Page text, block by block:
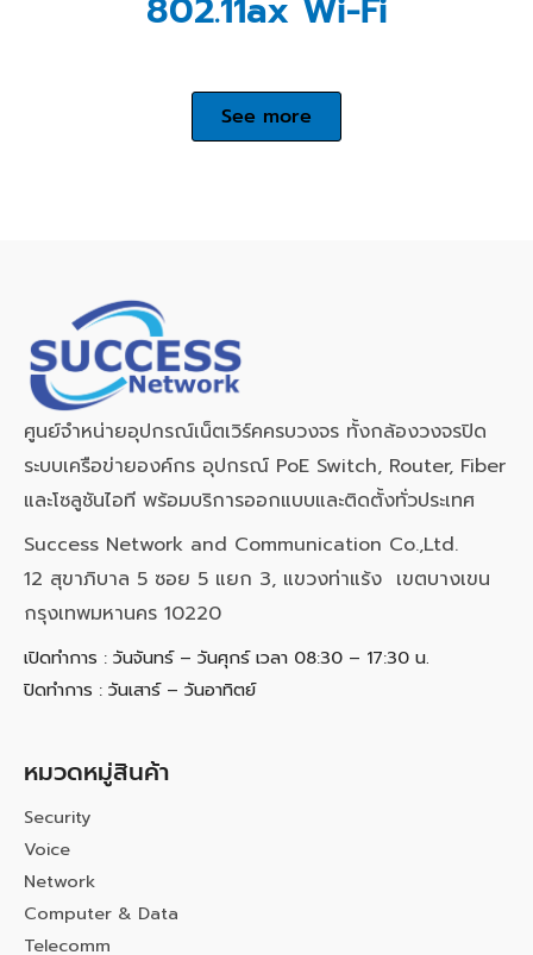
See more
ศูนย์จำหน่ายอุปกรณ์เน็ตเวิร์คครบวงจร ทั้งกล้องวงจรปิด
ระบบเครือข่ายองค์กร อุปกรณ์ PoE Switch, Router, Fiber
และโซลูชันไอที พร้อมบริการออกแบบและติดตั้งทั่วประเทศ
Success Network and Communication Co.,Ltd.
12 สุขาภิบาล 5 ซอย 5 แยก 3, แขวงท่าแร้ง เขตบางเขน
กรุงเทพมหานคร 10220
เปิดทำการ : วันจันทร์ – วันศุกร์ เวลา 08:30 – 17:30 น.
ปิดทำการ : วันเสาร์ – วันอาทิตย์
หมวดหมู่สินค้า
Security
Voice
Network
Computer & Data
Telecomm